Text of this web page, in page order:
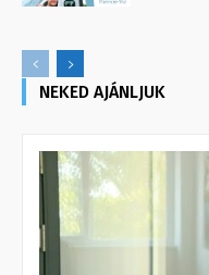
NEKED AJÁNLJUK